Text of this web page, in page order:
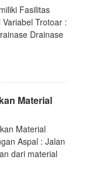
Fasilitas
Trotoar :
Drainase
Material
Material
Aspal : Jalan
dari material